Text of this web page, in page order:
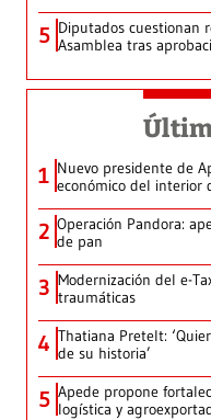
5 Diputados cuestionan
Asamblea tras
1 Nuevo presidente de
económico del interior
2 Operación Pandora:
de pan
3 Modernización del e-
traumáticas
4 Thatiana Pretelt:
de su historia’
5 Apede propone
logística y